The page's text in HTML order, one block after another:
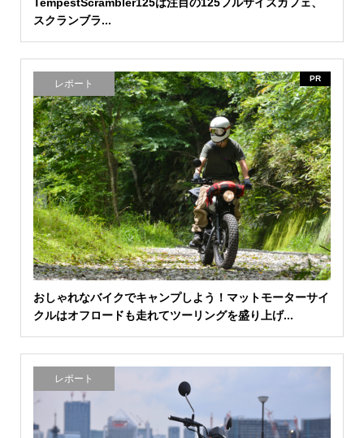
TempestScrambler125は注目の125フルサイズカフェ、
スクランブラ...
レポート PR
おしゃれなバイクでキャンプしよう！マットモーターサイ
クルはオフロードも走れてツーリングを盛り上げ...
レポート